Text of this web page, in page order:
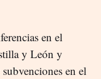
en el
y León y
en el